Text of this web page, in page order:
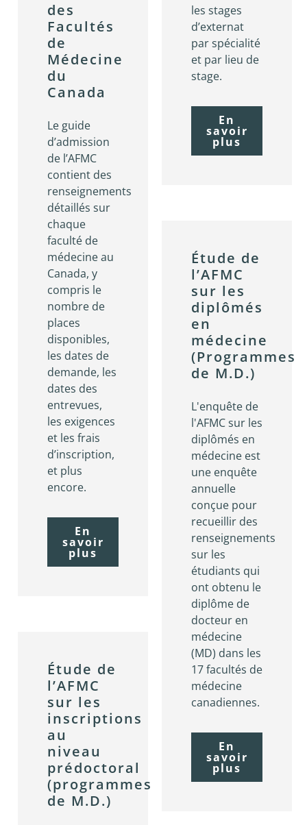
les stages
d’externat
par spécialité
et par lieu de
stage.
En
savoir
plus
des
Facultés
de
Médecine
du
Canada
Le guide
d’admission
de l’AFMC
contient des
renseignements
détaillés sur
chaque
faculté de
médecine au
Canada, y
compris le
nombre de
places
disponibles,
les dates de
demande, les
dates des
entrevues,
les exigences
et les frais
d’inscription,
et plus
encore.
En
savoir
plus
Étude de
l’AFMC
sur les
diplômés
en
médecine
(Programmes
de M.D.)
L'enquête de
l'AFMC sur les
diplômés en
médecine est
une enquête
annuelle
conçue pour
recueillir des
renseignements
sur les
étudiants qui
ont obtenu le
diplôme de
docteur en
médecine
(MD) dans les
17 facultés de
médecine
canadiennes.
En
savoir
plus
Étude de
l’AFMC
sur les
inscriptions
au
niveau
prédoctoral
(programmes
de M.D.)